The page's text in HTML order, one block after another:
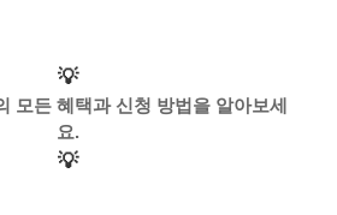
💡
모든 혜택과 신청 방법을 알아보세
요.
💡